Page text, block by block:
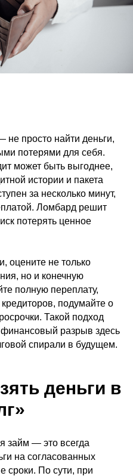
не просто найти деньги,
потерями для себя.
может быть выгоднее,
истории и пакета
за несколько минут,
Ломбард решит
потерять ценное
оцените не только
но и конечную
полную переплату,
подумайте о
Такой подход
финансовый разрыв здесь
спирали в будущем.
деньги в
займ — это всегда
на согласованных
сроки. По сути, при